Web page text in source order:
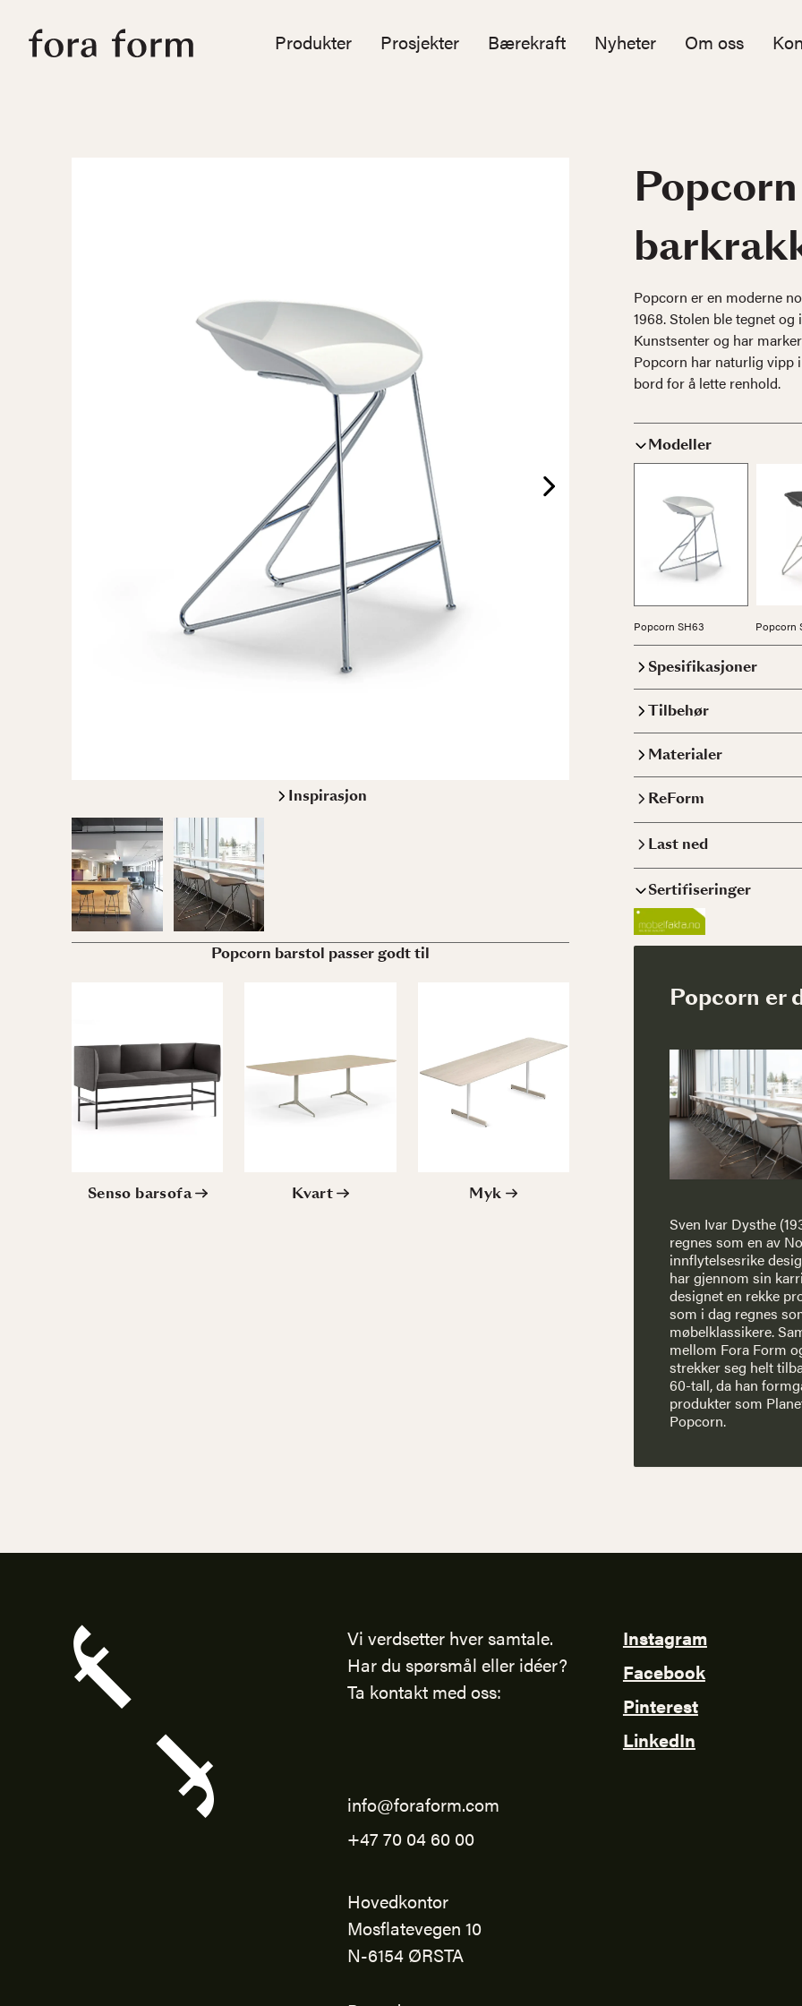
Produkter Prosjekter Bærekraft Nyheter Om oss
Popcorn
Popcorn er en moderne
1968. Stolen ble tegnet
Kunstsenter og har
Popcorn har naturlig vipp
bord for å lette renhold.
Modeller
Popcorn SH63 Popcorn
Spesifikasjoner
Tilbehør
Materialer
ReForm
Last ned
Sertifiseringer
Popcorn er
Sven Ivar Dysthe
regnes som en av
innflytelsesrike
har gjennom sin
designet en rekke
som i dag regnes
møbelklassikere.
mellom Fora Form
strekker seg helt
60-tall, da han
produkter som
Popcorn.
Inspirasjon
Popcorn barstol passer godt til
Senso barsofa Kvart Myk
Vi verdsetter hver samtale.
Har du spørsmål eller idéer?
Ta kontakt med oss:
info@foraform.com
+47 70 04 60 00
Hovedkontor
Mosflatevegen 10
N-6154 ØRSTA
Instagram
Facebook
Pinterest
LinkedIn